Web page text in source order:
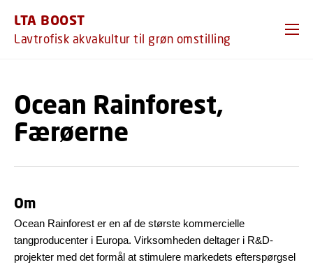
LTA BOOST
Lavtrofisk akvakultur til grøn omstilling
Ocean Rainforest,
Færøerne
Om
Ocean Rainforest er en af de største kommercielle
tangproducenter i Europa. Virksomheden deltager i R&D-
projekter med det formål at stimulere markedets efterspørgsel